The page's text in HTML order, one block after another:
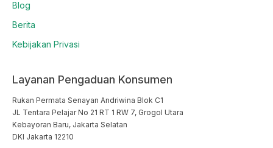
Blog
Berita
Kebijakan Privasi
Layanan Pengaduan Konsumen
Rukan Permata Senayan Andriwina Blok C1
JL Tentara Pelajar No 21 RT 1 RW 7, Grogol Utara
Kebayoran Baru, Jakarta Selatan
DKI Jakarta 12210